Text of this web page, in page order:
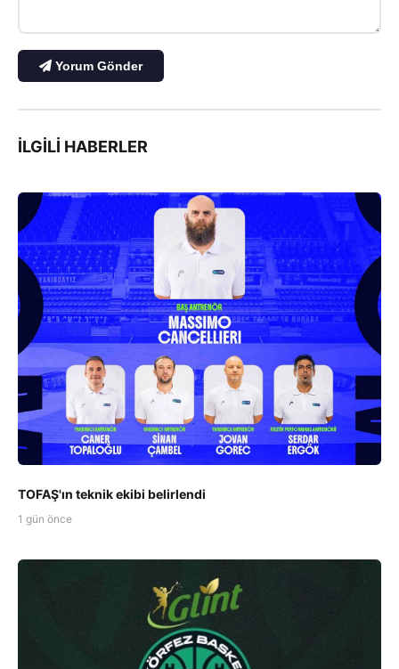
Yorum Gönder
İLGILI HABERLER
TOFAŞ'ın teknik ekibi belirlendi
1 gün önce